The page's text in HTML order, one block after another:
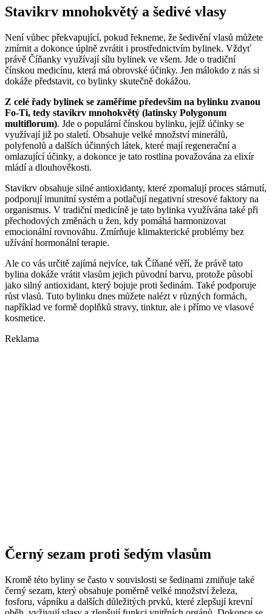
Stavikrv mnohokvětý a šedivé vlasy
Není vůbec překvapující, pokud řekneme, že šedivění vlasů můžete
zmírnit a dokonce úplně zvrátit i prostřednictvím bylinek. Vždyť
právě Číňanky využívají sílu bylinek ve všem. Jde o tradiční
čínskou medicínu, která má obrovské účinky. Jen málokdo z nás si
dokáže představit, co bylinky skutečně dokážou.
Z celé řady bylinek se zaměříme především na bylinku zvanou
Fo-Ti, tedy stavikrv mnohokvětý (latinsky Polygonum
multiflorum). Jde o populární čínskou bylinku, jejíž účinky se
využívají již po staletí. Obsahuje velké množství minerálů,
polyfenolů a dalších účinných látek, které mají regenerační a
omlazující účinky, a dokonce je tato rostlina považována za elixír
mládí a dlouhověkosti.
Stavikrv obsahuje silné antioxidanty, které zpomalují proces stárnutí,
podporují imunitní systém a potlačují negativní stresové faktory na
organismus. V tradiční medicíně je tato bylinka využívána také při
přechodových změnách u žen, kdy pomáhá harmonizovat
emocionální rovnováhu. Zmírňuje klimakterické problémy bez
užívání hormonální terapie.
Ale co vás určitě zajímá nejvíce, tak Číňané věří, že právě tato
bylina dokáže vrátit vlasům jejich původní barvu, protože působí
jako silný antioxidant, který bojuje proti šedinám. Také podporuje
růst vlasů. Tuto bylinku dnes můžete nalézt v různých formách,
například ve formě doplňků stravy, tinktur, ale i přímo ve vlasové
kosmetice.
Reklama
Černý sezam proti šedým vlasům
Kromě této byliny se často v souvislosti se šedinami zmiňuje také
černý sezam, který obsahuje poměrně velké množství železa,
fosforu, vápníku a dalších důležitých prvků, které zlepšují krevní